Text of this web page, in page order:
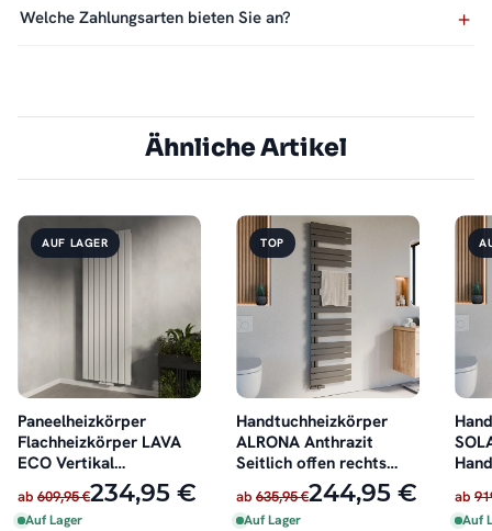
Welche Zahlungsarten bieten Sie an?
Ähnliche Artikel
AUF LAGER
Paneelheizkörper
Flachheizkörper LAVA
ECO Vertikal
Doppellagig Weiß
ab 609,95 €234,95 €
Auf Lager
TOP
Handtuchheizkörper
ALRONA Anthrazit
Seitlich offen rechts
oder links
ab 635,95 €244,95 €
Auf Lager
ab
Auf